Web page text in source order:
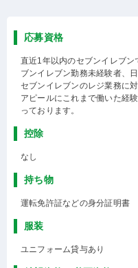
応募資格
直近1年以内のセブンイレブ
ブンイレブン勤務未経験者、
セブンイレブンのレジ業務に
アピールにこれまで働いた経
っております。
控除
なし
持ち物
運転免許証などの身分証明書
服装
ユニフォーム貸与あり